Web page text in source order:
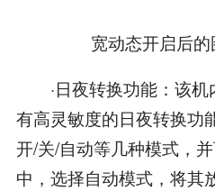
宽动态开启后
·日夜转换功能：该机
有高灵敏度的日夜转换功
开/关/自动等几种模式，
中，选择自动模式，将其